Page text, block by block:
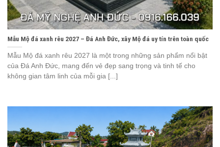
Mẫu Mộ đá xanh rêu 2027 – Đá Anh Đức, xây Mộ đá uy tín trên toàn quốc
Mẫu Mộ đá xanh rêu 2027 là một trong những sản phẩm nổi bật
của Đá Anh Đức, mang đến vẻ đẹp sang trọng và tinh tế cho
không gian tâm linh của mỗi gia [...]